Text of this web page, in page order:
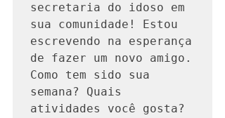
secretaria do idoso em
sua comunidade! Estou
escrevendo na esperança
de fazer um novo amigo.
Como tem sido sua
semana? Quais
atividades você gosta?